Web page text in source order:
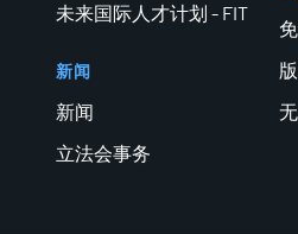
未来国际人才计划 - FIT
新闻
新闻
立法会事务